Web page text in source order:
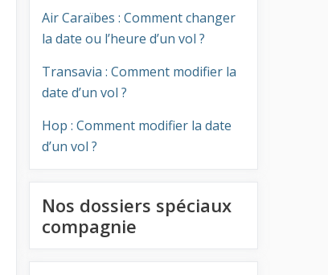
Air Caraïbes : Comment changer
la date ou l’heure d’un vol ?
Transavia : Comment modifier la
date d’un vol ?
Hop : Comment modifier la date
d’un vol ?
Nos dossiers spéciaux
compagnie